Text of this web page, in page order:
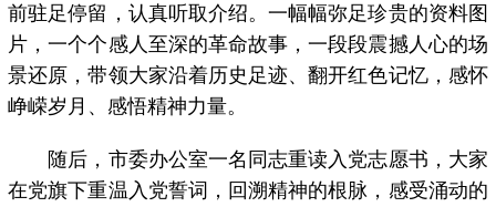
前驻足停留，认真听取介绍。一幅幅弥足珍贵的资料图
片，一个个感人至深的革命故事，一段段震撼人心的场
景还原，带领大家沿着历史足迹、翻开红色记忆，感怀
峥嵘岁月、感悟精神力量。
随后，市委办公室一名同志重读入党志愿书，大家
在党旗下重温入党誓词，回溯精神的根脉，感受涌动的